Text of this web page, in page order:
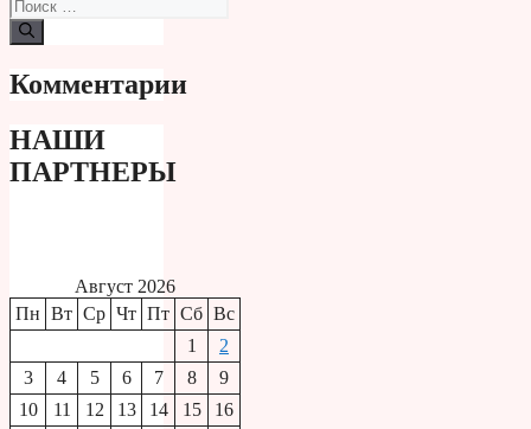
Комментарии
НАШИ
ПАРТНЕРЫ
Август 2026
Пн Вт Ср Чт Пт Сб Вс
1
2
3
4 5 6 7 8
9
10
11 12 13 14 15
16